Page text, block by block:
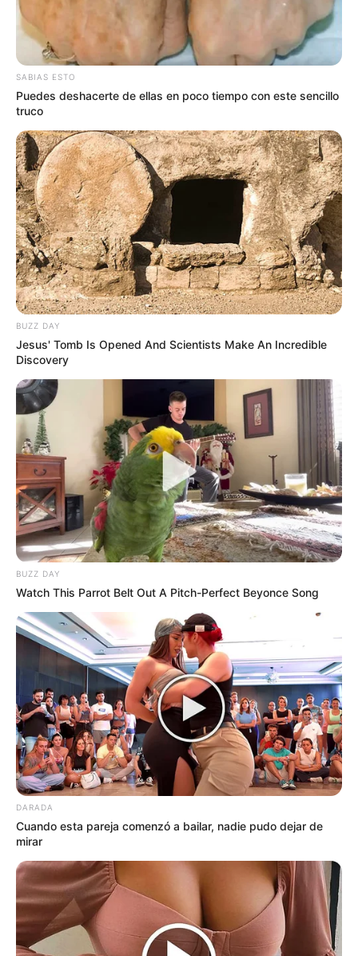
SABIAS ESTO
Puedes deshacerte de ellas en poco tiempo con este sencillo
truco
BUZZ DAY
Jesus' Tomb Is Opened And Scientists Make An Incredible
Discovery
BUZZ DAY
Watch This Parrot Belt Out A Pitch-Perfect Beyonce Song
DARADA
Cuando esta pareja comenzó a bailar, nadie pudo dejar de
mirar